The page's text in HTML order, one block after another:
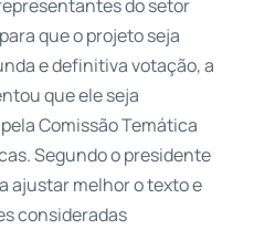
do setor
que o projeto seja
e definitiva votação, a
que ele seja
Comissão Temática
Segundo o presidente
ajustar melhor o texto e
consideradas